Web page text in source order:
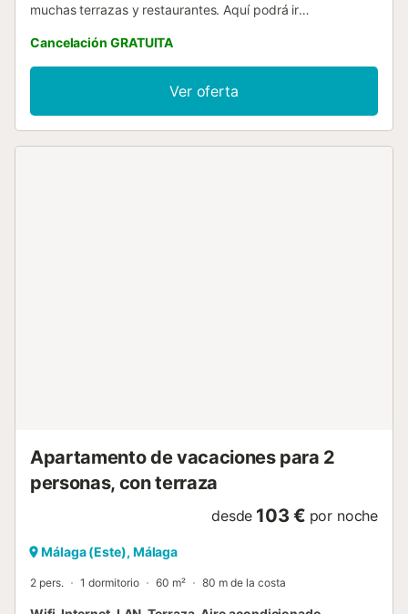
muchas terrazas y restaurantes. Aquí podrá ir
casa especial ha sido recientemente renovada por
completo y amueblada lujosamente. Cocina totalmente
equipada, 4 dormitorios y 3 baños. En la terraza de la
azotea con vistas al mar, podrá disfrutar de una deliciosa
bebida en completa tranquilidad. Esta propiedad se
Cancelación GRATUITA
Ver oferta
Apartamento de vacaciones para 2
personas, con terraza
desde 103 € por noche
Málaga (Este), Málaga
2 pers. 1 dormitorio 60 m² 80 m de la costa